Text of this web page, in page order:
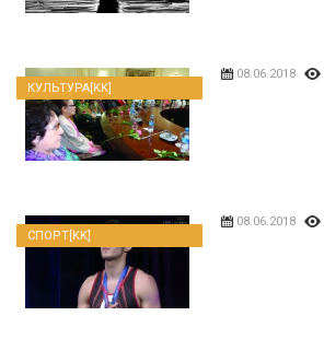
КУЛЬТУРА[KK]
08.06.2018
СПОРТ[KK]
08.06.2018